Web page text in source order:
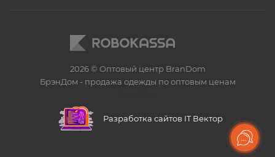
2026 © Оптовый центр BranDom
БрэнДом - продажа одежды по оптовым ценам
Разработка сайтов IT Вектор